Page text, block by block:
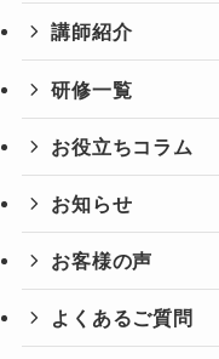
講師紹介
研修一覧
お役立ちコラム
お知らせ
お客様の声
よくあるご質問